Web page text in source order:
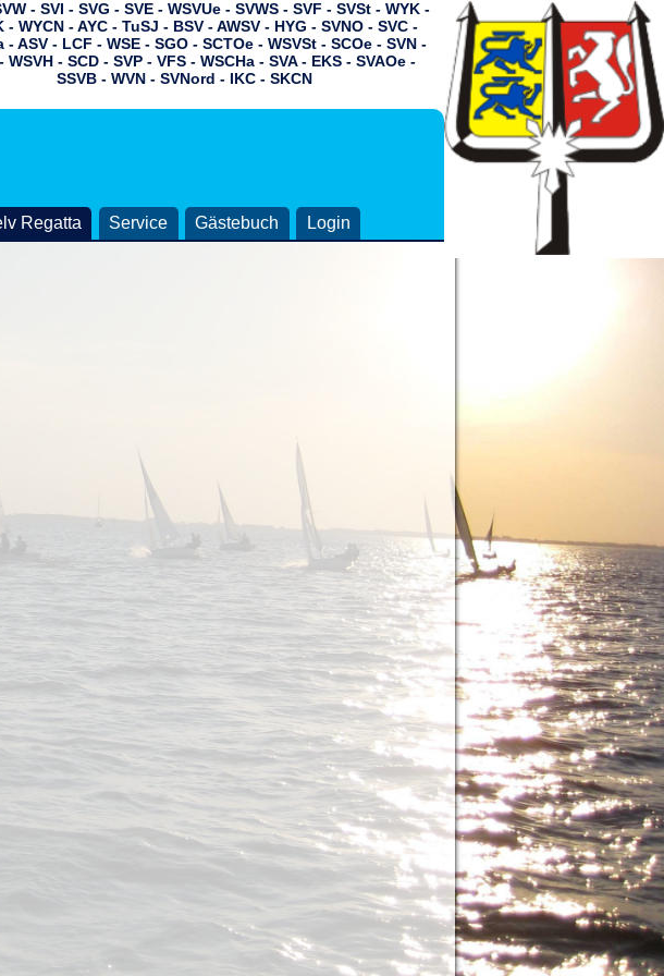
- SVI - SVG - SVE - WSVUe - SVWS - SVF - SVSt - WYK -
- WYCN - AYC - TuSJ - BSV - AWSV - HYG - SVNO - SVC -
- ASV - LCF - WSE - SGO - SCTOe - WSVSt - SCOe - SVN -
WSVH - SCD - SVP - VFS - WSCHa - SVA - EKS -SVAOe -
SSVB - WVN - SVNord - IKC - SKCN
Regatta Service Gästebuch Login